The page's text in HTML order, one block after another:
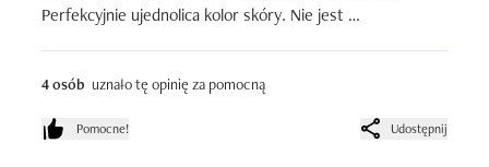
➖️Masło shea
➖️Olej Jojoba
➖️Olejek pomarańczowy
➖️Sferyczne mikrocząsteczki pigmentu, które wyrównują
Perfekcyjnie ujednolica kolor skóry. Nie jest
niedoskonałości i przebarwień.
Pachnie pomarańczami i zawiera cząsteczki pigmentu
4 osób uznało tę opinię za pomocną
Pomocne! Udostępnij